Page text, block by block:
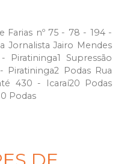
Farias nº 75 - 78 - 194 -
Jornalista Jairo Mendes
Supressão
Podas Rua
430 - Icaraí20 Podas
Podas